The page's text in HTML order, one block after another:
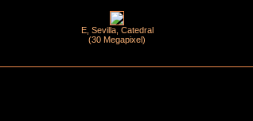
E, Sevilla, Catedral
(30 Megapixel)